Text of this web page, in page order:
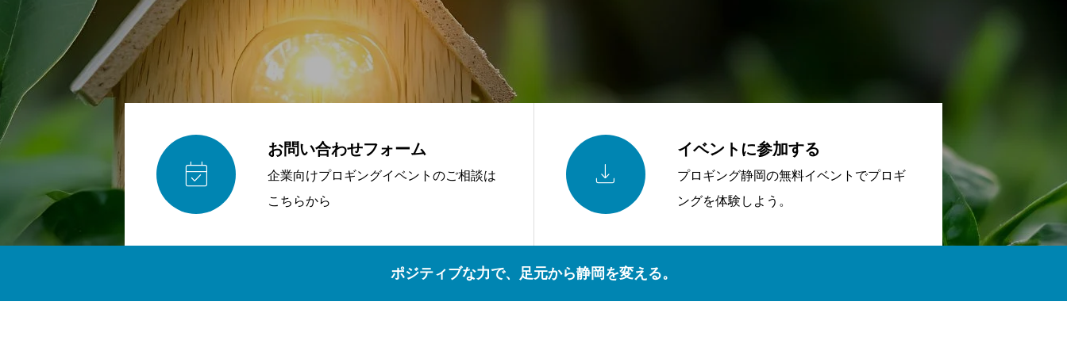

お問い合わせフォーム
企業向けプロギングイベントのご相談は
こちらから

イベントに参加する
プロギング静岡の無料イベントでプロギ
ングを体験しよう。
ポジティブな力で、足元から静岡を変える。